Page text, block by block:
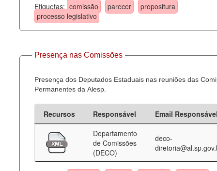
Etiquetas: comissão parecer
propositura
processo legislativo
Presença nas Comissões
Presença dos Deputados Estaduais nas reuniões das
Permanentes da Alesp.
Recursos Responsável
Email
Departamento
de Comissões
(DECO)
deco-